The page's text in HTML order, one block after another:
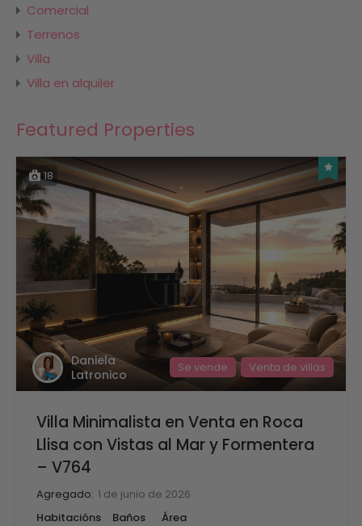
Comercial
Terrenos
Villa
Villa en alquiler
Featured Properties
18
Daniela
Latronico
Se vende Venta de villas
Villa Minimalista en Venta en Roca
Llisa con Vistas al Mar y Formentera
– V764
Agregado: 1 de junio de 2026
Habitacións
Baños
Área